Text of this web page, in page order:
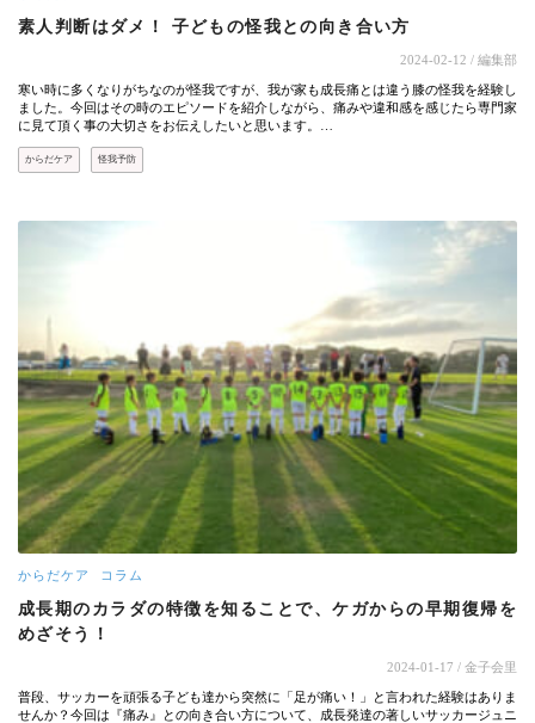
素人判断はダメ！ 子どもの怪我との向き合い方
2024-02-12 / 編集部
寒い時に多くなりがちなのが怪我ですが、我が家も成長痛とは違う膝の怪我を経験し
ました。今回はその時のエピソードを紹介しながら、痛みや違和感を感じたら専門家
に見て頂く事の大切さをお伝えしたいと思います。…
からだケア 怪我予防
からだケア コラム
成長期のカラダの特徴を知ることで、ケガからの早期復帰を
めざそう！
2024-01-17 / 金子会里
普段、サッカーを頑張る子ども達から突然に「足が痛い！」と言われた経験はありま
せんか？今回は『痛み』との向き合い方について、成長発達の著しいサッカージュニ